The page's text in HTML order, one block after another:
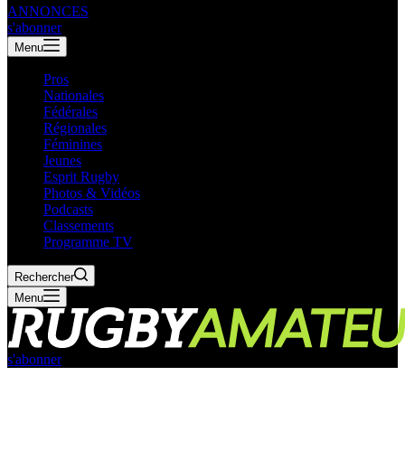
ANNONCES
s'abonner
Menu
Pros
Nationales
Fédérales
Régionales
Féminines
Jeunes
Esprit Rugby
Photos & Vidéos
Podcasts
Classements
Programme TV
Rechercher
Menu
s'abonner